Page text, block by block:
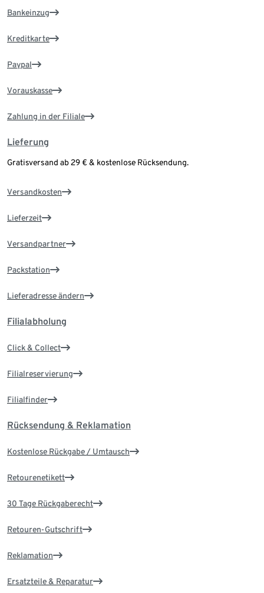
Bankeinzug
Kreditkarte
Paypal
Vorauskasse
Zahlung in der Filiale
Lieferung
Gratisversand ab 29 € & kostenlose Rücksendung.
Versandkosten
Lieferzeit
Versandpartner
Packstation
Lieferadresse ändern
Filialabholung
Click & Collect
Filialreservierung
Filialfinder
Rücksendung & Reklamation
Kostenlose Rückgabe / Umtausch
Retourenetikett
30 Tage Rückgaberecht
Retouren-Gutschrift
Reklamation
Ersatzteile & Reparatur